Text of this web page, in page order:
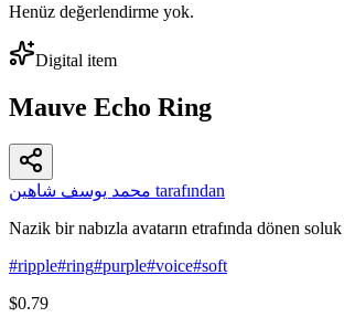
Henüz değerlendirme yok.
Digital item
Mauve Echo Ring
محمد يوسف شاهين tarafından
Nazik bir nabızla avatarın etrafında dönen
#ripple#ring#purple#voice#soft
$0.79